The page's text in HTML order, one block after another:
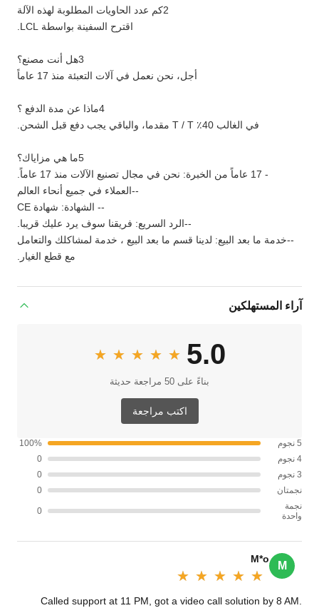
2كم عدد الحاويات المطلوبة لهذه الآلة
اقترح السفينة بواسطة LCL.
3هل أنت مصنع؟
أجل، نحن نعمل في آلات التعبئة منذ 17 عاماً
4ماذا عن مدة الدفع ؟
في الغالب 40٪ T / T مقدما، والباقي يجب دفع قبل الشحن.
5ما هي مزاياك؟
- 17 عاماً من الخبرة: نحن في مجال تصنيع الآلات منذ 17 عاماً.
--العملاء في جميع أنحاء العالم
-- الشهادة: شهادة CE
--الرد السريع: فريقنا سوف يرد عليك قريبا.
--خدمة ما بعد البيع: لدينا قسم ما بعد البيع ، خدمة لمشاكلك والتعامل
مع قطع الغيار.
آراء المستهلكين
5.0
★★★★★
★★★★★
بناءً على 50 مراجعة حديثة
اكتب مراجعة
5 نجوم
100%
4 نجوم
0
3 نجوم
0
نجمتان
0
نجمة
واحدة
0
M
M*o
★★★★★
★★★★★
Called support at 11 PM, got a video call solution by 8 AM.